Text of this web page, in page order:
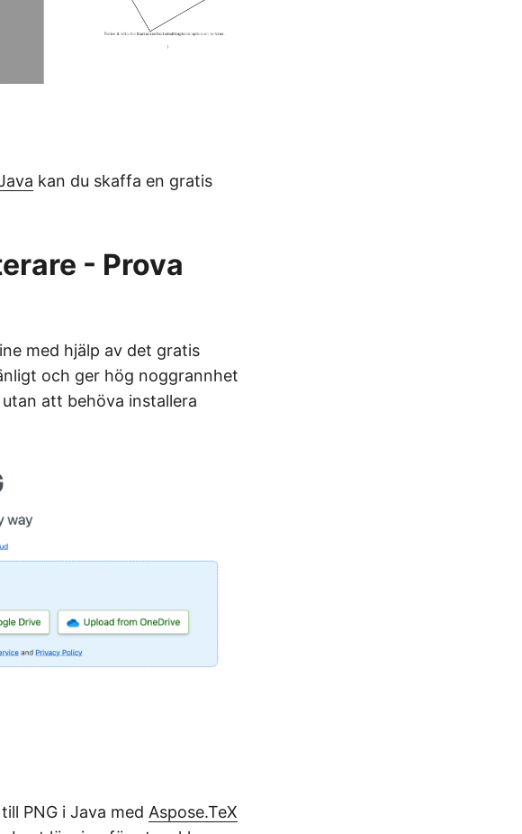
kan du skaffa en gratis
- Prova
med hjälp av det gratis
och ger hög noggrannhet
att behöva installera
PNG i Java med Aspose.TeX